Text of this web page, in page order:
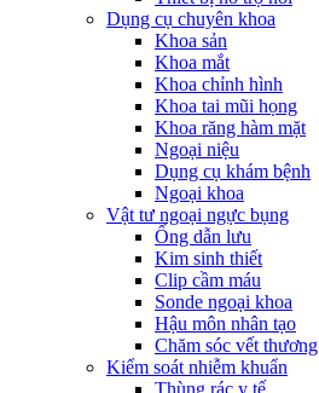
Dụng cụ chuyên khoa
Khoa sản
Khoa mắt
Khoa chỉnh hình
Khoa tai mũi họng
Khoa răng hàm mặt
Ngoại niệu
Dụng cụ khám bệnh
Ngoại khoa
Vật tư ngoại ngực bụng
Ống dẫn lưu
Kim sinh thiết
Clip cầm máu
Sonde ngoại khoa
Hậu môn nhân tạo
Chăm sóc vết thương
Kiểm soát nhiễm khuẩn
Thùng rác y tế